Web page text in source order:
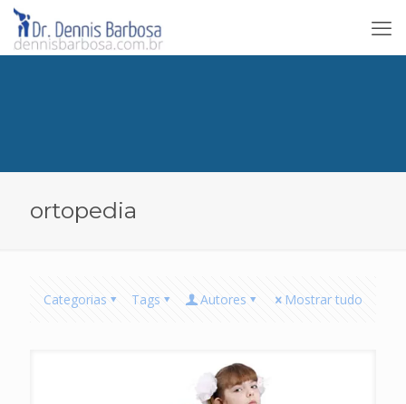
ortopedia
Categorias Tags Autores Mostrar tudo